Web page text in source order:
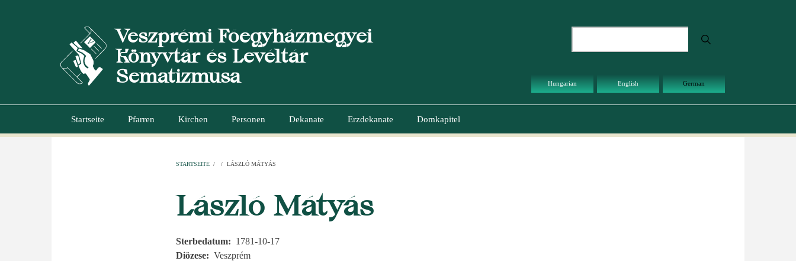
Veszprémi Főegyházmegyei
Könyvtár és Levéltár
Sematizmusa
Hungarian English German
Hauptnavigation
Startseite Pfarren Kirchen Personen Dekanate Erzdekanate Domkapitel
STARTSEITE / / LÁSZLÓ MÁTYÁS
László Mátyás
Sterbedatum
1781-10-17
Diözese
Veszprém